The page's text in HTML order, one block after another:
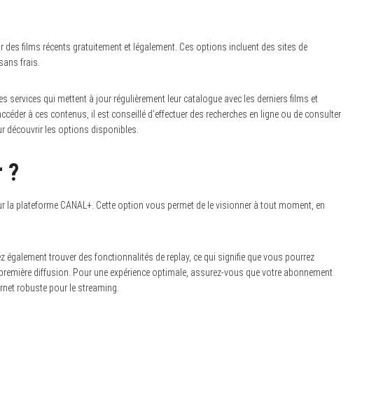
des films récents gratuitement et légalement. Ces options incluent des sites de
frais.
services qui mettent à jour régulièrement leur catalogue avec les derniers films et
à ces contenus, il est conseillé d’effectuer des recherches en ligne ou de consulter
découvrir les options disponibles.
?
la plateforme CANAL+. Cette option vous permet de le visionner à tout moment, en
également trouver des fonctionnalités de replay, ce qui signifie que vous pourrez
diffusion. Pour une expérience optimale, assurez-vous que votre abonnement
robuste pour le streaming.